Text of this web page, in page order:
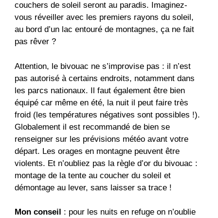
couchers de soleil seront au paradis. Imaginez-
vous réveiller avec les premiers rayons du soleil,
au bord d’un lac entouré de montagnes, ça ne fait
pas rêver ?
Attention, le bivouac ne s’improvise pas : il n’est
pas autorisé à certains endroits, notamment dans
les parcs nationaux. Il faut également être bien
équipé car même en été, la nuit il peut faire très
froid (les températures négatives sont possibles !).
Globalement il est recommandé de bien se
renseigner sur les prévisions météo avant votre
départ. Les orages en montagne peuvent être
violents. Et n’oubliez pas la règle d’or du bivouac :
montage de la tente au coucher du soleil et
démontage au lever, sans laisser sa trace !
Mon conseil : pour les nuits en refuge on n’oublie